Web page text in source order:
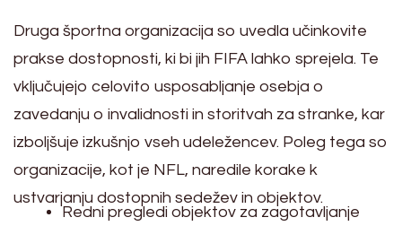
Druga športna organizacija so uvedla učinkovite
prakse dostopnosti, ki bi jih FIFA lahko sprejela. Te
vključujejo celovito usposabljanje osebja o
zavedanju o invalidnosti in storitvah za stranke, kar
izboljšuje izkušnjo vseh udeležencev. Poleg tega so
organizacije, kot je NFL, naredile korake k
ustvarjanju dostopnih sedežev in objektov.
Redni pregledi objektov za zagotavljanje